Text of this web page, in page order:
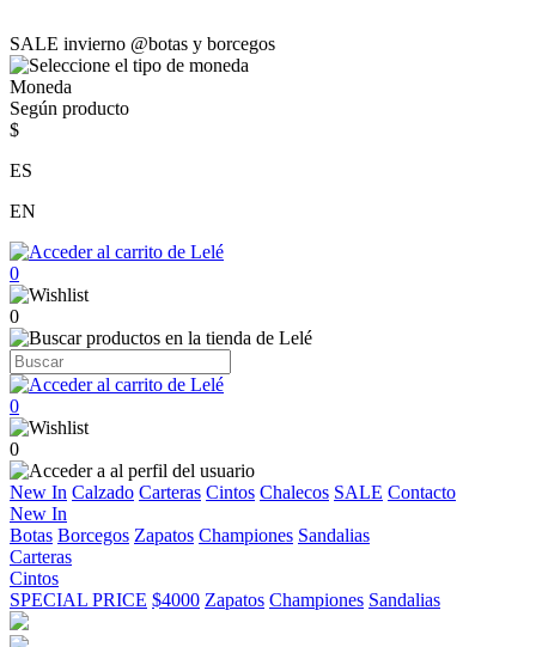
SALE invierno @botas y borcegos
Moneda
Según producto
$
ES
EN
0
0
0
0
New In Calzado Carteras Cintos Chalecos SALE Contacto
New In
Botas Borcegos Zapatos Championes Sandalias
Carteras
Cintos
SPECIAL PRICE $4000 Zapatos Championes Sandalias